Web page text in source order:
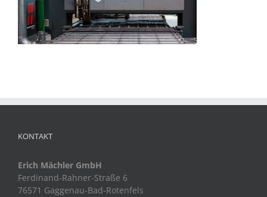
KONTAKT
Erich Mächler GmbH
Ferdinand-Rahner-Straße 6
76571 Gaggenau-Bad-Rotenfels